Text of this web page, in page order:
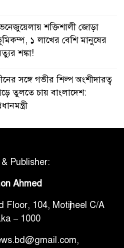
শক্তিশালী জোড়া
১ লাখের বেশি মানুষের
শঙ্কা!
সঙ্গে গভীর শিল্প অংশীদারত্ব
তুলতে চায় বাংলাদেশ:
টানা ৩ ম্যাচে গোল ভিনির, ইতিহাস
বিশ্বকাপ জিতবে ব্রাজিল
৩শ কেজি বই বিক্রির
অভিযোগ মাদ্রাসা সুপারের বিরুদ্ধে
Publisher:
Ahmed
Floor, 104, Motijheel C/A
– 1000